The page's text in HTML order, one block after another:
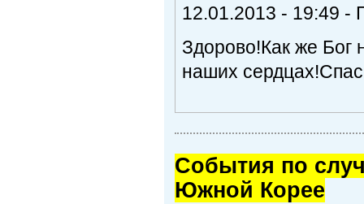
12.01.2013 - 19:49 -
Здорово!Как же Бог
наших
Cобытия по
Южной Корее